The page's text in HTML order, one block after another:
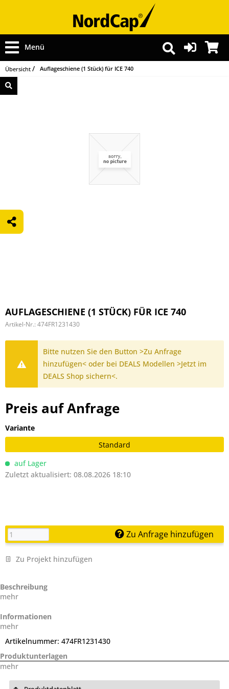
Menü
Übersicht Auflageschiene (1 Stück) für ICE 740
AUFLAGESCHIENE (1 STÜCK) FÜR ICE 740
Artikel-Nr.: 474FR1231430
Bitte nutzen Sie den Button >Zu Anfrage
hinzufügen< oder bei DEALS Modellen >Jetzt im
DEALS Shop sichern<.
Preis auf Anfrage
Variante
Standard
auf Lager
Zuletzt aktualisiert: 08.08.2026 18:10
Zu Anfrage hinzufügen
Zu Projekt hinzufügen
Beschreibung
mehr
Informationen
mehr
Artikelnummer: 474FR1231430
Produktunterlagen
mehr